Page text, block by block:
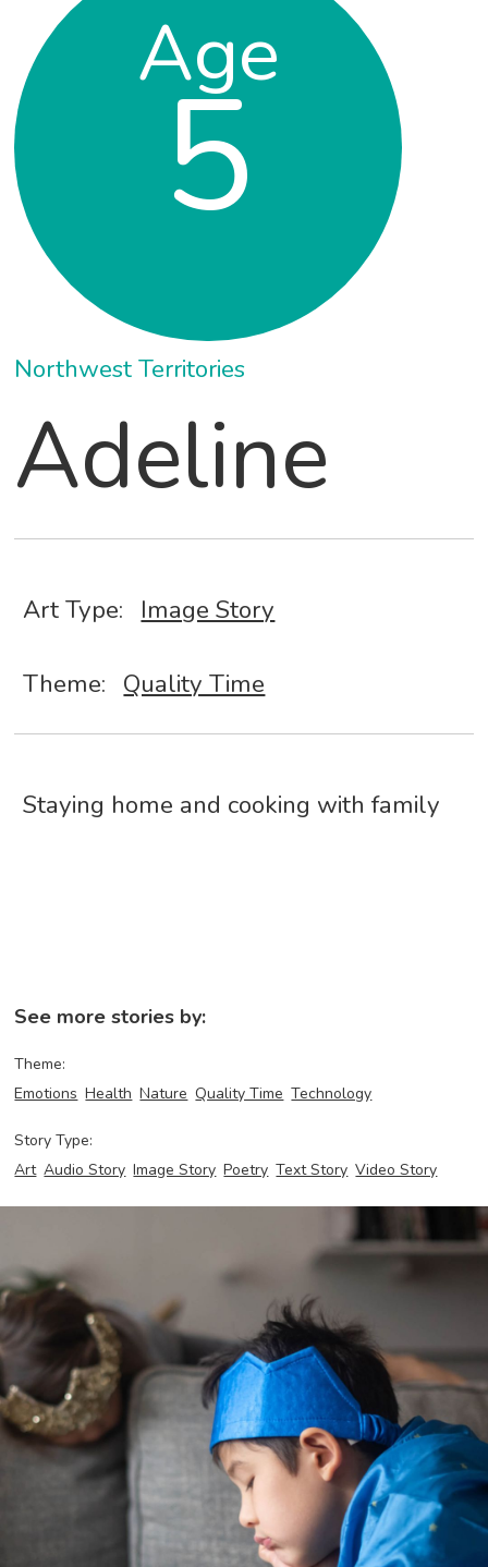
Age
5
Northwest Territories
Adeline
Art Type: Image Story
Theme: Quality Time
Staying home and cooking with family
See more stories by:
Theme:
Emotions Health Nature Quality Time Technology
Story Type:
Art Audio Story Image Story Poetry Text Story Video Story